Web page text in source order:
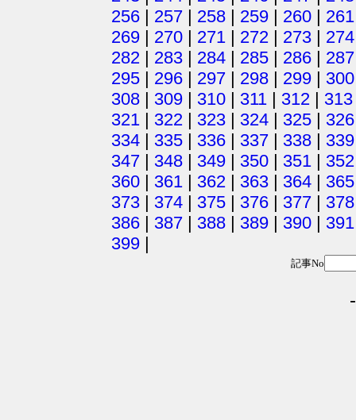
256 | 257 | 258 | 259 | 260 | 261
269 | 270 | 271 | 272 | 273 | 274
282 | 283 | 284 | 285 | 286 | 287
295 | 296 | 297 | 298 | 299 | 300
308 | 309 | 310 | 311 | 312 | 313
321 | 322 | 323 | 324 | 325 | 326
334 | 335 | 336 | 337 | 338 | 339
347 | 348 | 349 | 350 | 351 | 352
360 | 361 | 362 | 363 | 364 | 365
373 | 374 | 375 | 376 | 377 | 378
386 | 387 | 388 | 389 | 390 | 391
399 |
記事No